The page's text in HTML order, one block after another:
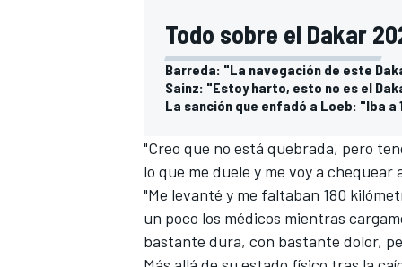
Todo sobre el Dakar
Barreda: "La navegación de este
Sainz: "Estoy harto, esto no es el
La sanción que enfadó a Loeb: "Iba a
"Creo que no está quebrada, pero
lo que me duele y me voy a chequear
"Me levanté y me faltaban 180
un poco los médicos mientras
bastante dura, con bastante dolor,